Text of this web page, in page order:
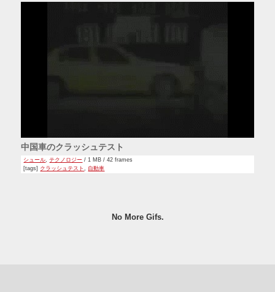
中国車のクラッシュテスト
シュール ,テクノロジー / 1 MB / 42 frames
[tags] クラッシュテスト, 自動車
No More Gifs.